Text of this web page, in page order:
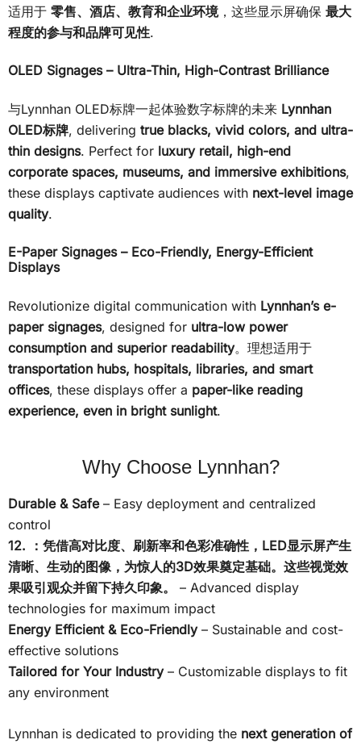
适用于 零售、酒店、教育和企业环境，这些显示屏确保 最大
程度的参与和品牌可见性.
OLED Signages – Ultra-Thin, High-Contrast Brilliance
与Lynnhan OLED标牌一起体验数字标牌的未来 Lynnhan
OLED标牌, delivering true blacks, vivid colors, and ultra-
thin designs. Perfect for luxury retail, high-end
corporate spaces, museums, and immersive exhibitions,
these displays captivate audiences with next-level image
quality.
E-Paper Signages – Eco-Friendly, Energy-Efficient
Displays
Revolutionize digital communication with Lynnhan’s e-
paper signages, designed for ultra-low power
consumption and superior readability。理想适用于
transportation hubs, hospitals, libraries, and smart
offices, these displays offer a paper-like reading
experience, even in bright sunlight.
Why Choose Lynnhan?
Durable & Safe– Easy deployment and centralized
control
12. ：凭借高对比度、刷新率和色彩准确性，LED显示屏产生
清晰、生动的图像，为惊人的3D效果奠定基础。这些视觉效
果吸引观众并留下持久印象。
– Advanced display
technologies for maximum impact
Energy Efficient & Eco-Friendly– Sustainable and cost-
effective solutions
Tailored for Your Industry– Customizable displays to fit
any environment
Lynnhan is dedicated to providing the next generation of